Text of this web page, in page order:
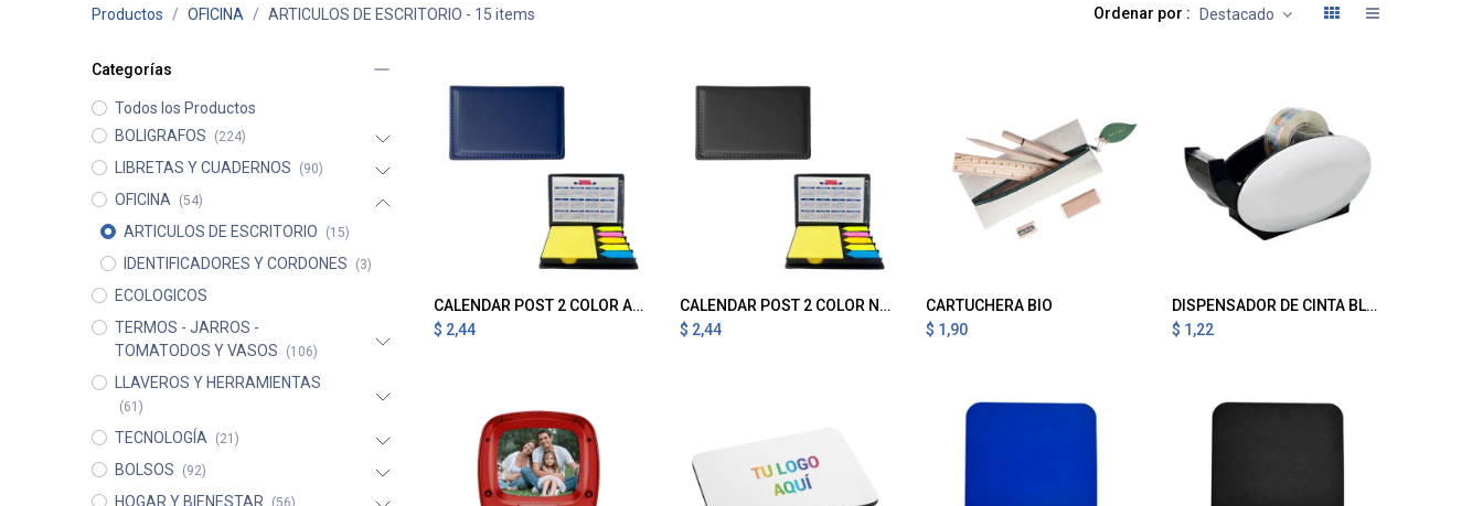
Productos OFICINA ARTICULOS DE ESCRITORIO - 15 items Ordenar por : Destacado
Categorías
Todos los Productos
BOLIGRAFOS
(224)
LIBRETAS Y CUADERNOS (90)
OFICINA (54)
ARTICULOS DE ESCRITORIO (15)
IDENTIFICADORES Y CORDONES (3)
ECOLOGICOS
TERMOS - JARROS -
TOMATODOS Y VASOS
(106)
LLAVEROS Y HERRAMIENTAS
(61)
TECNOLOGÍA (21)
BOLSOS (92)
HOGAR Y BIENESTAR (56)
Agregar al Carrito
CALENDAR POST 2 COLOR AZUL
$ 2,44
Agregar al Carrito
CALENDAR POST 2 COLOR NEGRO
$ 2,44
Agregar al Carrito
CARTUCHERA BIO
$ 1,90
Agregar al Carrito
DISPENSADOR DE CINTA BLANCO
$ 1,22